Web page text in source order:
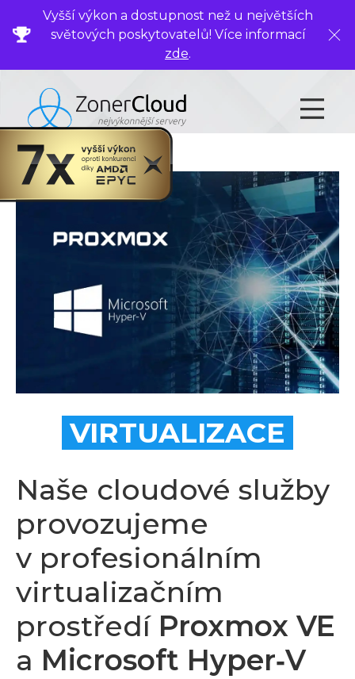
Vyšší výkon a dostupnost než u největších
světových poskytovatelů! Více informací
zde.
VIRTUALIZACE
Naše cloudové služby
provozujeme
v profesionálním
virtualizačním
prostředí Proxmox VE
a Microsoft Hyper‑V